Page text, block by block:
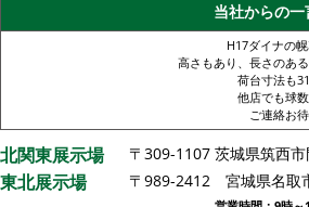
当社からの一
H17ダイナの
高さもあり、長さのあ
荷台寸法も
他店でも球
ご連絡お
北関東展示場 〒309-1107 茨城県筑西
東北展示場 〒989-2412 宮城県名取